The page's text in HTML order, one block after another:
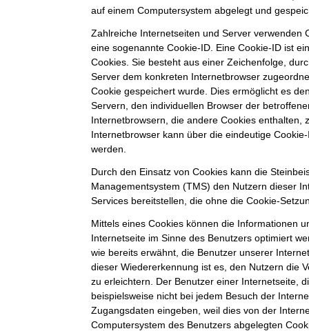
auf einem Computersystem abgelegt und
Zahlreiche Internetseiten und Server verwenden
eine sogenannte Cookie-ID. Eine Cookie-ID ist
Cookies. Sie besteht aus einer Zeichenfolge,
Server dem konkreten Internetbrowser
Cookie gespeichert wurde. Dies ermöglicht es
Servern, den individuellen Browser der
Internetbrowsern, die andere Cookies enthalten,
Internetbrowser kann über die eindeutige
werden.
Durch den Einsatz von Cookies kann die
Managementsystem (TMS) den Nutzern dieser
Services bereitstellen, die ohne die Cookie-
Mittels eines Cookies können die Informationen
Internetseite im Sinne des Benutzers optimiert
wie bereits erwähnt, die Benutzer unserer
dieser Wiedererkennung ist es, den Nutzern die
zu erleichtern. Der Benutzer einer Internetseite,
beispielsweise nicht bei jedem Besuch der
Zugangsdaten eingeben, weil dies von der
Computersystem des Benutzers abgelegten